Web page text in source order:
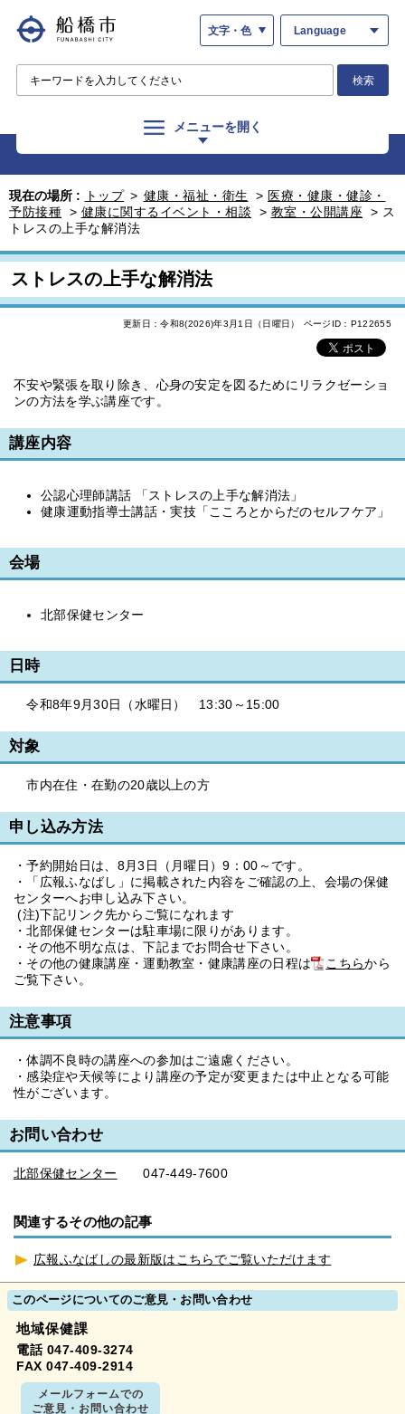
文字・色 Language
検索
メニューを開く
現在の場所 : トップ > 健康・福祉・衛生 > 医療・健康・健診・
予防接種 > 健康に関するイベント・相談 > 教室・公開講座 > ス
トレスの上手な解消法
ストレスの上手な解消法
更新日：令和8(2026)年3月1日（日曜日） ページID：P122655
不安や緊張を取り除き、心身の安定を図るためにリラクゼーショ
ンの方法を学ぶ講座です。
講座内容
公認心理師講話 「ストレスの上手な解消法」
健康運動指導士講話・実技「こころとからだのセルフケア」
会場
北部保健センター
日時
令和8年9月30日（水曜日） 13:30～15:00
対象
市内在住・在勤の20歳以上の方
申し込み方法
・予約開始日は、8月3日（月曜日）9：00～です。
・「広報ふなばし」に掲載された内容をご確認の上、会場の保健
センターへお申し込み下さい。
(注)下記リンク先からご覧になれます
・北部保健センターは駐車場に限りがあります。
・その他不明な点は、下記までお問合せ下さい。
・その他の健康講座・運動教室・健康講座の日程は
こちらから
ご覧下さい。
注意事項
・体調不良時の講座への参加はご遠慮ください。
・感染症や天候等により講座の予定が変更または中止となる可能
性がございます。
お問い合わせ
北部保健センター 047-449‐7600
関連するその他の記事
広報ふなばしの最新版はこちらでご覧いただけます
このページについてのご意見・お問い合わせ
地域保健課
電話 047-409-3274
FAX 047-409-2914
メールフォームでの
ご意見・お問い合わせ